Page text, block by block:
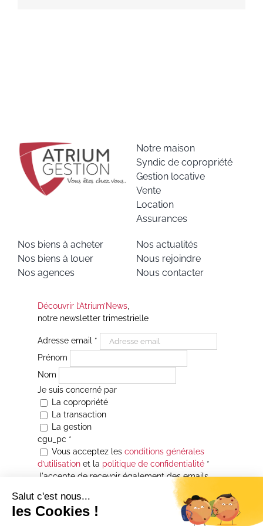
Notre maison
Syndic de copropriété
Gestion locative
Vente
Location
Assurances
Nos biens à acheter
Nos biens à louer
Nos agences
Nos actualités
Nous rejoindre
Nous contacter
Découvrir l’Atrium’News,
notre newsletter trimestrielle
Adresse email *
Prénom
Nom
Je suis concerné par
La copropriété
La transaction
La gestion
cgu_pc *
Vous acceptez les conditions générales
d’utilisationet la politique de confidentialité*
J'accepte de recevoir également des emails
Je souhaite être informé(e) de toutes les
actualités immobilières des agences de la
Maison Atrium Gestion. À tout moment, vous